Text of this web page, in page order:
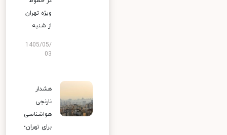
ویژه تهران
از شنبه
1405/05/
03
هشدار
نارنجی
هواشناسی
برای تهران؛